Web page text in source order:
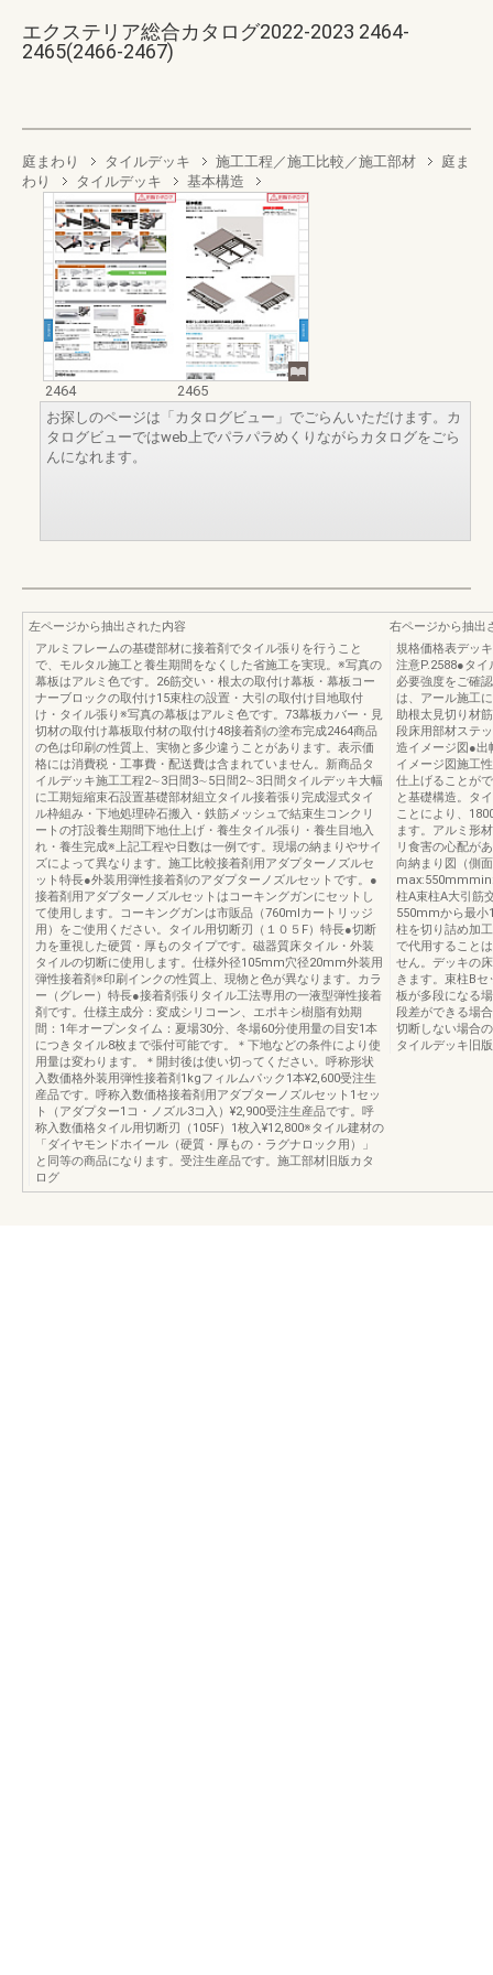
エクステリア総合カタログ2022-2023 2464-
2465(2466-2467)
庭まわり タイルデッキ 施工工程／施工比較／施工部材
庭ま
わり
タイルデッキ 基本構造
2464
2465
お探しのページは「カタログビュー」でごらんいただけます。カ
タログビューではweb上でパラパラめくりながらカタログをごら
んになれます。
左ページから抽出された内容
アルミフレームの基礎部材に接着剤でタイル張りを行うこと
で、モルタル施工と養生期間をなくした省施工を実現。※写真の
幕板はアルミ色です。26筋交い・根太の取付け幕板・幕板コー
ナーブロックの取付け15束柱の設置・大引の取付け目地取付
け・タイル張り※写真の幕板はアルミ色です。73幕板カバー・見
切材の取付け幕板取付材の取付け48接着剤の塗布完成2464商品
の色は印刷の性質上、実物と多少違うことがあります。表示価
格には消費税・工事費・配送費は含まれていません。新商品タ
イルデッキ施工工程2∼3日間3∼5日間2∼3日間タイルデッキ大幅
に工期短縮束石設置基礎部材組立タイル接着張り完成湿式タイ
ル枠組み・下地処理砕石搬入・鉄筋メッシュで結束生コンクリ
ートの打設養生期間下地仕上げ・養生タイル張り・養生目地入
れ・養生完成※上記工程や日数は一例です。現場の納まりやサイ
ズによって異なります。施工比較接着剤用アダプターノズルセ
ット特長●外装用弾性接着剤のアダプターノズルセットです。●
接着剤用アダプターノズルセットはコーキングガンにセットし
て使用します。コーキングガンは市販品（760mlカートリッジ
用）をご使用ください。タイル用切断刃（１０５F）特長●切断
力を重視した硬質・厚ものタイプです。磁器質床タイル・外装
タイルの切断に使用します。仕様外径105mm穴径20mm外装用
弾性接着剤※印刷インクの性質上、現物と色が異なります。カラ
ー（グレー）特長●接着剤張りタイル工法専用の一液型弾性接着
剤です。仕様主成分：変成シリコーン、エポキシ樹脂有効期
間：1年オープンタイム：夏場30分、冬場60分使用量の目安1本
につきタイル8枚まで張付可能です。＊下地などの条件により使
用量は変わります。＊開封後は使い切ってください。呼称形状
入数価格外装用弾性接着剤1kgフィルムパック1本¥2,600受注生
産品です。呼称入数価格接着剤用アダプターノズルセット1セッ
ト（アダプター1コ・ノズル3コ入）¥2,900受注生産品です。呼
称入数価格タイル用切断刃（105F）1枚入¥12,800※タイル建材の
「ダイヤモンドホイール（硬質・厚もの・ラグナロック用）」
と同等の商品になります。受注生産品です。施工部材旧版カタ
ログ
右ページから抽出
規格価格表デッ
注意P.2588●タ
必要強度をご確
は、アール施工
助根太見切り材
段床用部材ステ
造イメージ図●出
イメージ図施工
仕上げることが
と基礎構造。タ
ことにより、
ます。アルミ形
リ食害の心配が
向納まり図（側
柱A束柱A大引筋
550mmから最小
柱を切り詰め加
で代用すること
せん。デッキの
きます。束柱B
板が多段になる
段差ができる場
切断しない場合
タイルデッキ旧